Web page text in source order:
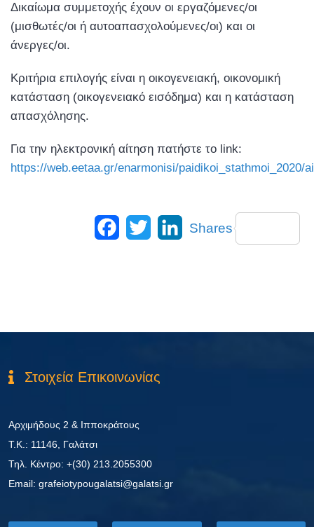
Δικαίωμα συμμετοχής έχουν οι εργαζόμενες/οι
(μισθωτές/οι ή αυτοαπασχολούμενες/οι) και οι
άνεργες/οι.
Κριτήρια επιλογής είναι η οικογενειακή, οικονομική
κατάσταση (οικογενειακό εισόδημα) και η κατάσταση
απασχόλησης.
Για την ηλεκτρονική αίτηση πατήστε το link:
https://web.eetaa.gr/enarmonisi/paidikoi_stathmoi_2020/
Facebook
Twitter LinkedIn
Shares
Στοιχεία Επικοινωνίας
Αρχιμήδους 2 & Ιπποκράτους
Τ.Κ.: 11146, Γαλάτσι
Τηλ. Κέντρο: +(30) 213.2055300
Εmail: grafeiotypougalatsi@galatsi.gr